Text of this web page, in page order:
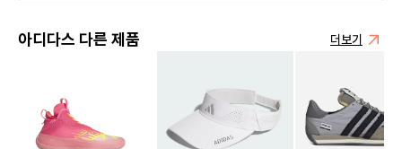
아디다스 다른 제품 더보기